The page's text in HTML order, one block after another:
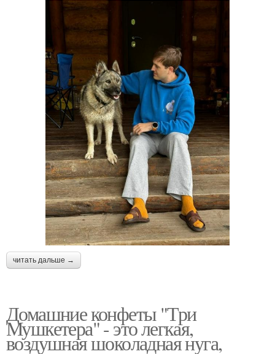
читать дальше →
Домашние конфеты "Три
Мушкетера" - это легкая,
воздушная шоколадная нуга,